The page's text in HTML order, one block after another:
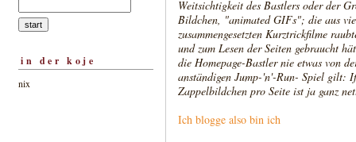
in der koje
nix
Weitsichtigkeit des Bastlers oder der
Bildchen, "animated GIFs"; die aus
zusammengesetzten Kurztrickfilme
und zum Lesen der Seiten gebraucht
die Homepage-Bastler nie etwas von
anständigen Jump-'n'-Run- Spiel gilt:
Zappelbildchen pro Seite ist ja ganz
Ich blogge also bin ich